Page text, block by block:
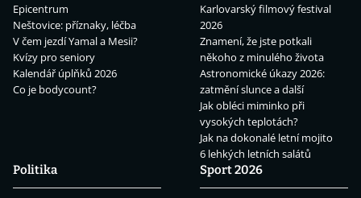
Epicentrum
Neštovice: příznaky, léčba
V čem jezdí Yamal a Mesii?
Kvízy pro seniory
Kalendář úplňků 2026
Co je bodycount?
Karlovarský filmový festival
2026
Znamení, že jste potkali
někoho z minulého života
Astronomické úkazy 2026:
zatmění slunce a další
Jak obléci miminko při
vysokých teplotách?
Jak na dokonalé letní mojito
6 lehkých letních salátů
Politika
Sport 2026